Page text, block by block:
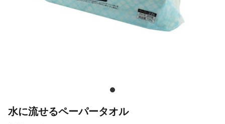
水に流せるペーパータオル